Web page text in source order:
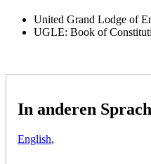
United Grand Lodge of
UGLE: Book of
In anderen
English,